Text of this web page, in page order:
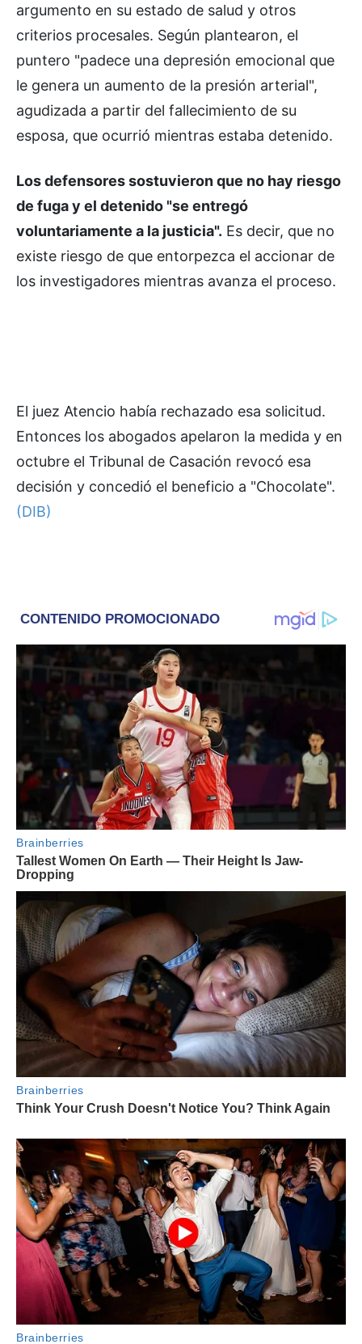
argumento en su estado de salud y otros
criterios procesales. Según plantearon, el
puntero "padece una depresión emocional que
le genera un aumento de la presión arterial",
agudizada a partir del fallecimiento de su
esposa, que ocurrió mientras estaba detenido.
Los defensores sostuvieron que no hay riesgo
de fuga y el detenido "se entregó
voluntariamente a la justicia". Es decir, que no
existe riesgo de que entorpezca el accionar de
los investigadores mientras avanza el proceso.
El juez Atencio había rechazado esa solicitud.
Entonces los abogados apelaron la medida y en
octubre el Tribunal de Casación revocó esa
decisión y concedió el beneficio a "Chocolate".
(DIB)